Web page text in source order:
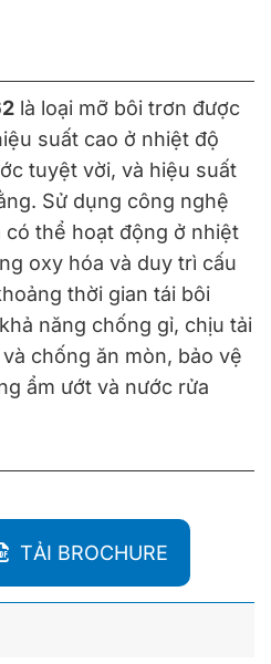
là loại mỡ bôi trơn được
suất cao ở nhiệt độ
tuyệt vời, và hiệu suất
Sử dụng công nghệ
có thể hoạt động ở nhiệt
oxy hóa và duy trì cấu
thời gian tái bôi
năng chống gỉ, chịu tải
chống ăn mòn, bảo vệ
ẩm ướt và nước rửa
TẢI BROCHURE